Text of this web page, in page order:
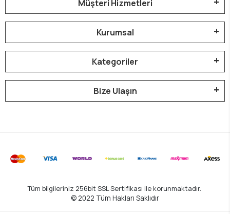
Müşteri Hizmetleri
Kurumsal
Kategoriler
Bize Ulaşın
Tüm bilgileriniz 256bit SSL Sertifikası ile korunmaktadır.
© 2022 Tüm Hakları Saklıdır